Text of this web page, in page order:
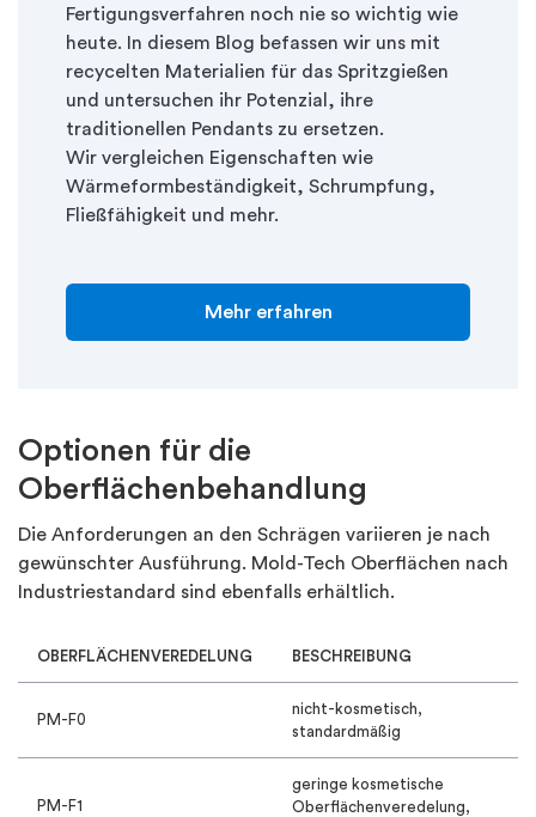
Fertigungsverfahren noch nie so wichtig wie
heute. In diesem Blog befassen wir uns mit
recycelten Materialien für das Spritzgießen
und untersuchen ihr Potenzial, ihre
traditionellen Pendants zu ersetzen.
Wir vergleichen Eigenschaften wie
Wärmeformbeständigkeit, Schrumpfung,
Fließfähigkeit und mehr.
Mehr erfahren
Optionen für die
Oberflächenbehandlung
Die Anforderungen an den Schrägen variieren je nach
gewünschter Ausführung. Mold-Tech Oberflächen nach
Industriestandard sind ebenfalls erhältlich.
OBERFLÄCHENVEREDELUNG BESCHREIBUNG
PM-F0
nicht-kosmetisch,
standardmäßig
PM-F1
geringe kosmetische
Oberflächenveredelung,